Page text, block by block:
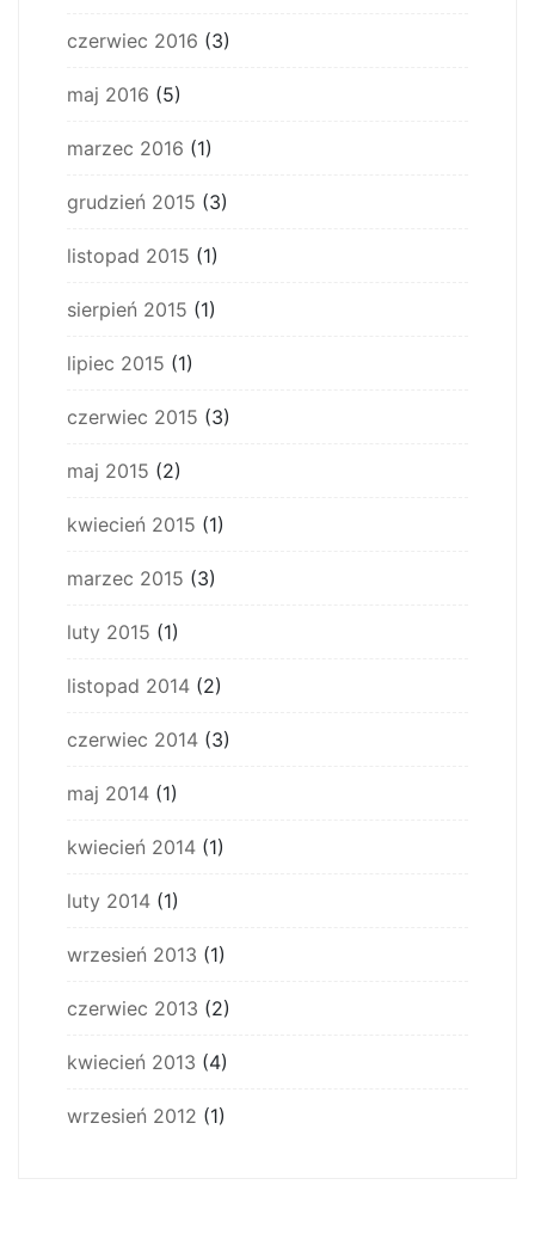
czerwiec 2016 (3)
maj 2016 (5)
marzec 2016 (1)
grudzień 2015 (3)
listopad 2015 (1)
sierpień 2015 (1)
lipiec 2015 (1)
czerwiec 2015 (3)
maj 2015 (2)
kwiecień 2015 (1)
marzec 2015 (3)
luty 2015 (1)
listopad 2014 (2)
czerwiec 2014 (3)
maj 2014 (1)
kwiecień 2014 (1)
luty 2014 (1)
wrzesień 2013 (1)
czerwiec 2013 (2)
kwiecień 2013 (4)
wrzesień 2012 (1)